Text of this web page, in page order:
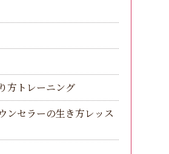
方トレーニング
ンセラーの生き方レッス